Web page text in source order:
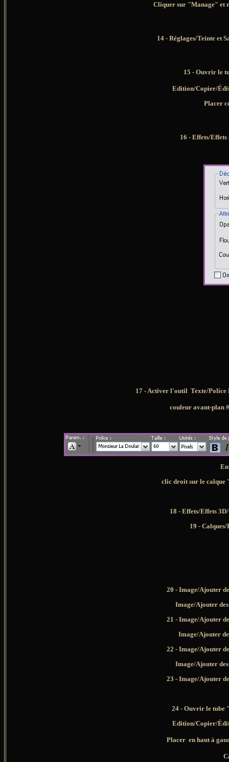
Cliquer sur "Manage" et
14 - Réglages/Teinte et
15 - Ouvrir le
Edition/Copier/
Placer
16 - Effets/
17 - Activer l'outil Texte/Police
couleur avant-plan #
clic droit sur le calque
18 - Effets/Effets
19 - Calques/
20 - Image/Ajouter
Image/Ajouter
21 - Image/Ajouter
Image/Ajouter
22 - Image/Ajouter
Image/Ajouter
23 - Image/Ajouter
24 - Ouvrir le tube
Edition/Copier/
Placer en haut à